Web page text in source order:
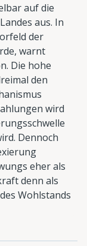
auf die
aus. In
der
warnt
Die hohe
den
wird
Dennoch
eher als
denn als
Wohlstands